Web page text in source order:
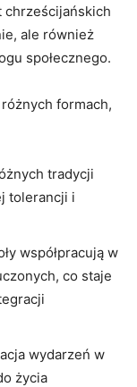
chrześcijańskich
ale ⁢również
społecznego.
formach,
tradycji
tolerancji i
współpracują w​
co staje
wydarzeń w
⁢życia